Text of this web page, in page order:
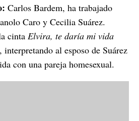
Carlos Bardem, ha trabajado
Caro y Cecilia Suárez.
cinta Elvira, te daría mi vida
, interpretando al esposo de Suárez
con una pareja homesexual.